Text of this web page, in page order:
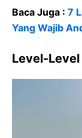
Baca Juga : 7
Yang Wajib
Level-